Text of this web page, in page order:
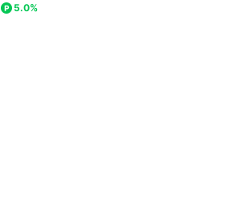
5.0%